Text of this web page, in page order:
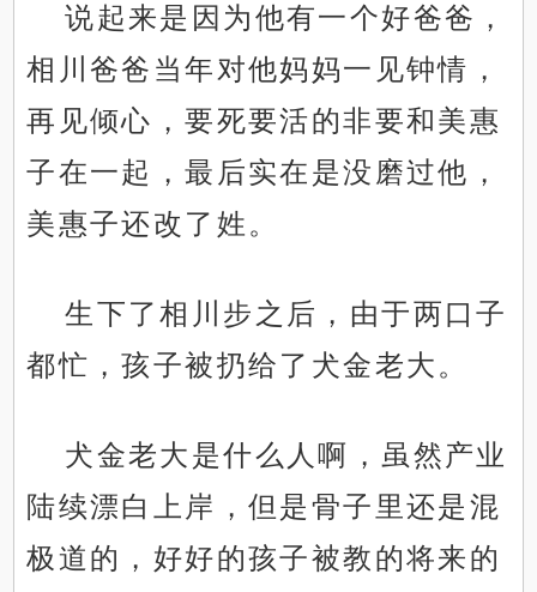
说起来是因为他有一个好爸爸，
相川爸爸当年对他妈妈一见钟情，
再见倾心，要死要活的非要和美惠
子在一起，最后实在是没磨过他，
美惠子还改了姓。
生下了相川步之后，由于两口子
都忙，孩子被扔给了犬金老大。
犬金老大是什么人啊，虽然产业
陆续漂白上岸，但是骨子里还是混
极道的，好好的孩子被教的将来的